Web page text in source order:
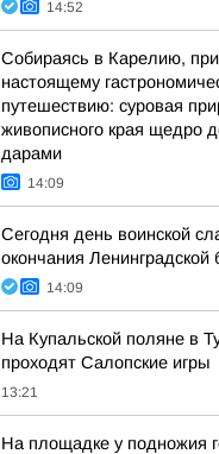
14:52
Собираясь в Карелию,
настоящему
путешествию: суровая
живописного края щедро
дарами
14:09
Сегодня день воинской
окончания Ленинградской
14:09
На Купальской поляне в
проходят Салопские игры
13:21
На площадке у подножия